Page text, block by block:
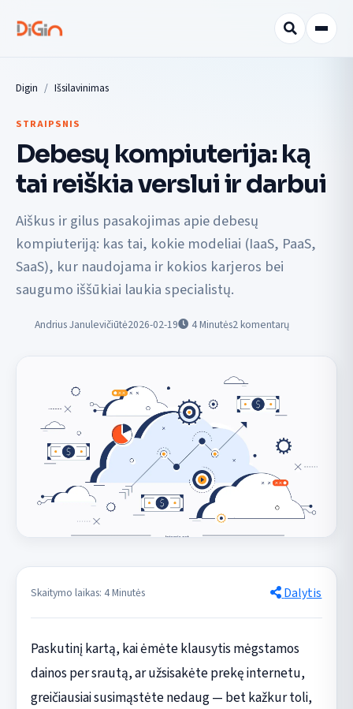
Digin Išsilavinimas
STRAIPSNIS
Debesų kompiuterija: ką
tai reiškia verslui ir darbui
Aiškus ir gilus pasakojimas apie debesų
kompiuteriją: kas tai, kokie modeliai (IaaS, PaaS,
SaaS), kur naudojama ir kokios karjeros bei
saugumo iššūkiai laukia specialistų.
Andrius Janulevičiūtė2026-02-19 4Minutės2 komentarų
Skaitymo laikas: 4 Minutės Dalytis
Paskutinį kartą, kai ėmėte klausytis mėgstamos
dainos per srautą, ar užsisakėte prekę internetu,
greičiausiai susimąstėte nedaug — bet kažkur toli,